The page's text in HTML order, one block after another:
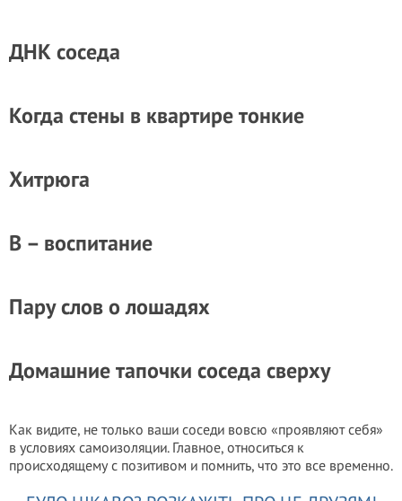
ДНК соседа
Когда стены в квартире тонкие
Хитрюга
В – воспитание
Пару слов о лошадях
Домашние тапочки соседа сверху
Как видите, не только ваши соседи вовсю «проявляют себя»
в условиях самоизоляции. Главное, относиться к
происходящему с позитивом и помнить, что это все временно.